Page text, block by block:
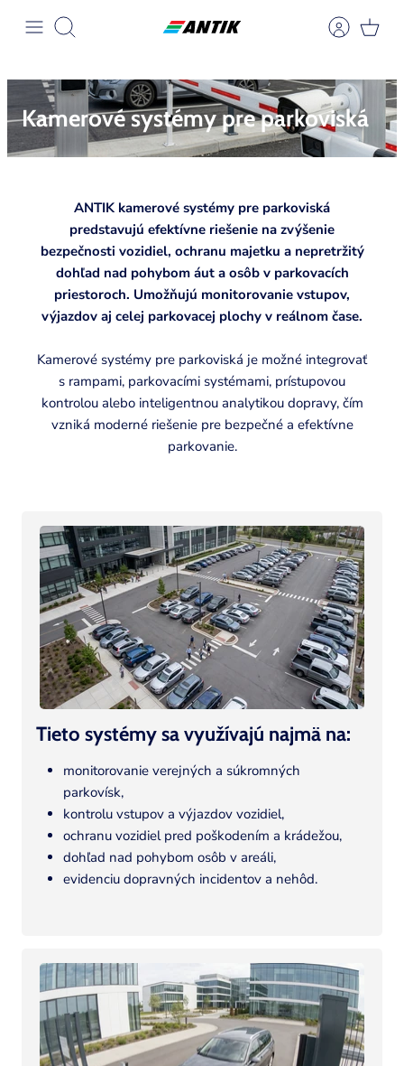
Hľadať
Kamerové systémy preparkoviská
ANTIK kamerové systémy pre parkoviská
predstavujú efektívne riešenie na zvýšenie
bezpečnosti vozidiel, ochranu majetku a nepretržitý
dohľad nad pohybom áut a osôb v parkovacích
priestoroch. Umožňujú monitorovanie vstupov,
výjazdov aj celej parkovacej plochy v reálnom čase.
Kamerové systémy pre parkoviská je možné integrovať
s rampami, parkovacími systémami, prístupovou
kontrolou alebo inteligentnou analytikou dopravy, čím
vzniká moderné riešenie pre bezpečné a efektívne
parkovanie.
Tieto systémy sa využívajú najmä na:
monitorovanie verejných a súkromných
parkovísk,
kontrolu vstupov a výjazdov vozidiel,
ochranu vozidiel pred poškodením a krádežou,
dohľad nad pohybom osôb v areáli,
evidenciu dopravných incidentov a nehôd.